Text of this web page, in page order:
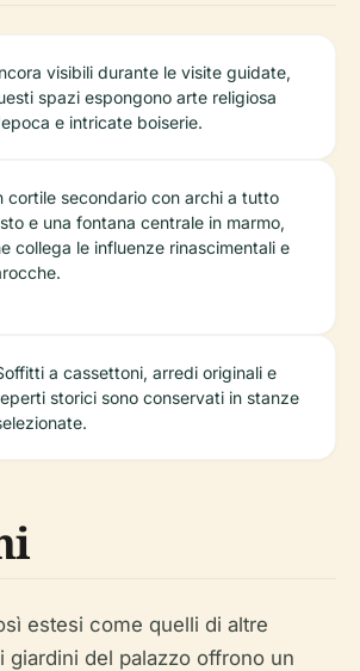
visibili durante le visite guidate,
spazi espongono arte religiosa
e intricate boiserie.
cortile secondario con archi a tutto
e una fontana centrale in marmo,
collega le influenze rinascimentali e
a cassettoni, arredi originali e
storici sono conservati in stanze
estesi come quelli di altre
giardini del palazzo offrono un